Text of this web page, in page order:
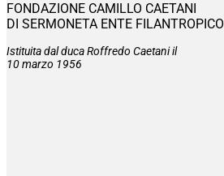
FONDAZIONE CAMILLO CAETANI
DI SERMONETA ENTE FILANTROPICO
Istituita dal duca Roffredo Caetani il
10 marzo 1956